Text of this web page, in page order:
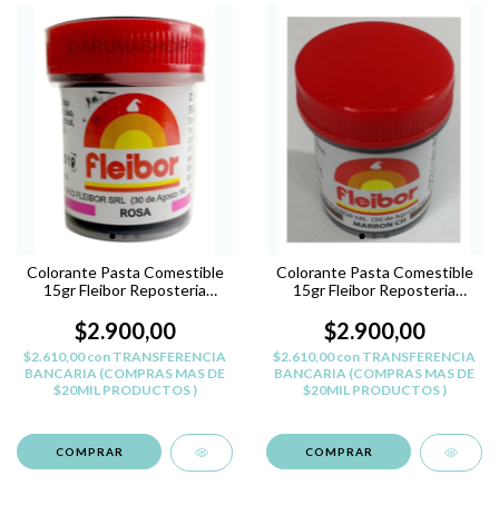
Colorante Pasta Comestible
15gr Fleibor Reposteria
$2.900,00
$2.610,00con TRANSFERENCIA
BANCARIA (COMPRAS MAS DE
$20MIL PRODUCTOS )
Colorante Pasta Comestible
15gr Fleibor Reposteria
$2.900,00
$2.610,00con TRANSFERENCIA
BANCARIA (COMPRAS MAS DE
$20MIL PRODUCTOS )